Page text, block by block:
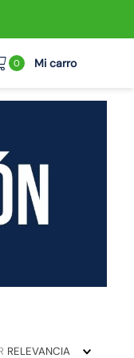
0
RELEVANCIA